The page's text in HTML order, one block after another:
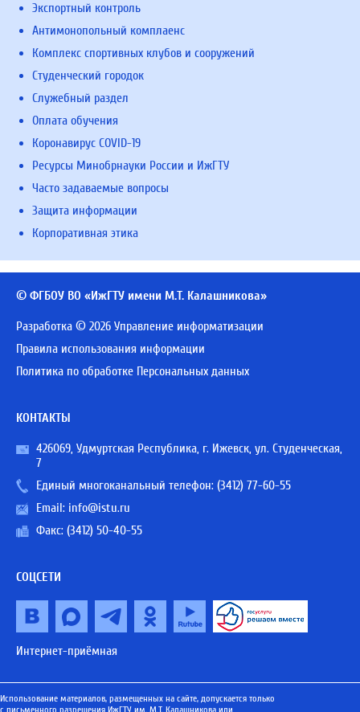
Экспортный контроль
Антимонопольный комплаенс
Комплекс спортивных клубов и сооружений
Студенческий городок
Служебный раздел
Оплата обучения
Коронавирус COVID-19
Ресурсы Минобрнауки России и ИжГТУ
Часто задаваемые вопросы
Защита информации
Корпоративная этика
© ФГБОУ ВО «ИжГТУ имени М.Т. Калашникова»
Разработка © 2026 Управление информатизации
Правила использования информации
Политика по обработке Персональных данных
КОНТАКТЫ
426069, Удмуртская Республика, г. Ижевск, ул. Студенческая,
7
Единый многоканальный телефон: (3412) 77-60-55
Email: info@istu.ru
Факс: (3412) 50-40-55
СОЦСЕТИ
Интернет-приёмная
Использование материалов, размещенных на сайте, допускается только
с письменного разрешения ИжГТУ им. М.Т. Калашникова или